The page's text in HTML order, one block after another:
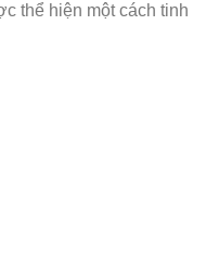
thể hiện một cách tinh